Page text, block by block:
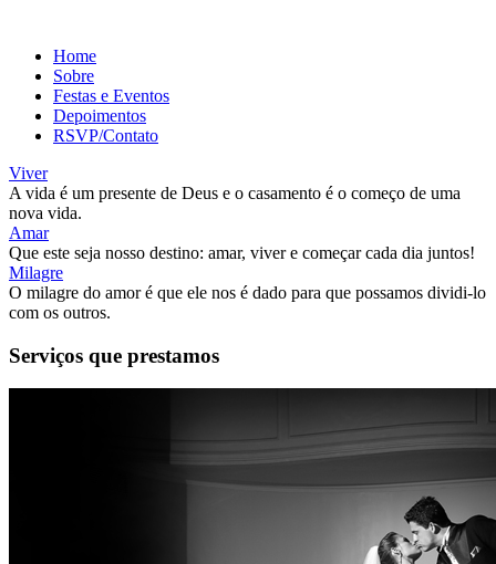
Home
Sobre
Festas e Eventos
Depoimentos
RSVP/Contato
Viver
A vida é um presente de Deus e o casamento é o começo de uma
nova vida.
Amar
Que este seja nosso destino: amar, viver e começar cada dia juntos!
Milagre
O milagre do amor é que ele nos é dado para que possamos dividi-lo
com os outros.
Serviços que prestamos